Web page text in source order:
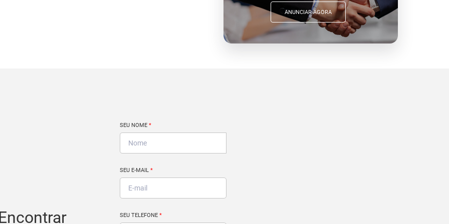
ANUNCIAR AGORA
SEU NOME *
SEU E-MAIL *
SEU TELEFONE *